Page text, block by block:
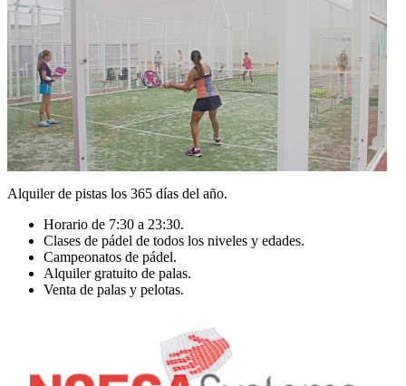
Alquiler de pistas los 365 días del año.
Horario de 7:30 a 23:30.
Clases de pádel de todos los niveles y edades.
Campeonatos de pádel.
Alquiler gratuito de palas.
Venta de palas y pelotas.